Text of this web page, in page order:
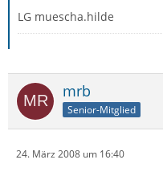
LG muescha.hilde
mrb
Senior-Mitglied
24. März 2008 um 16:40